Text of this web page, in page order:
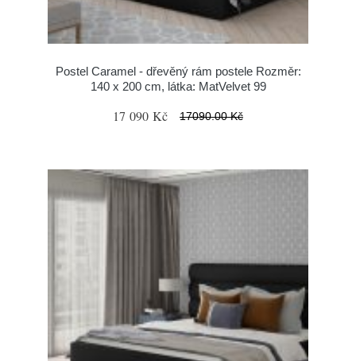
Postel Caramel - dřevěný rám postele Rozměr:
140 x 200 cm, látka: MatVelvet 99
17 090 Kč 17090.00 Kč